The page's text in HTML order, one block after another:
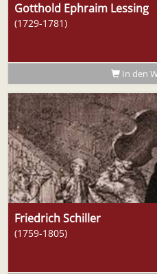
Gotthold Ephraim Lessing
(1729-1781)
In den
Friedrich Schiller
(1759-1805)